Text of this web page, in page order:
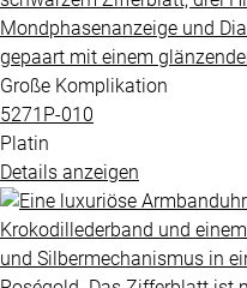
Große Komplikation
5271P​-010
Platin
Details anzeigen